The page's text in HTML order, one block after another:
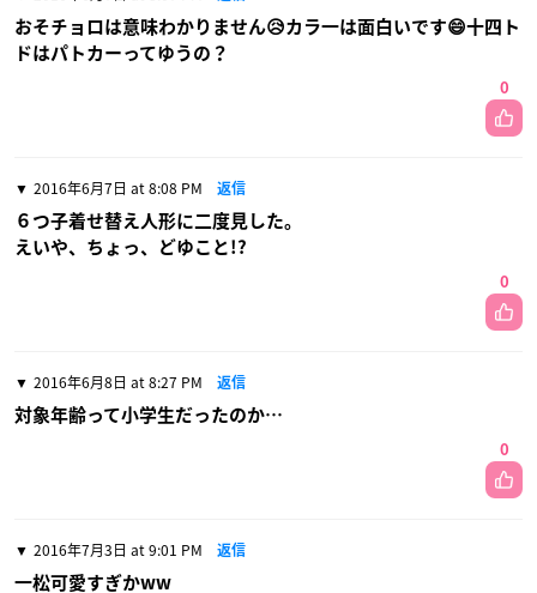
おそチョロは意味わかりません😥カラ一は面白いです😄十四ト
ドはパトカーってゆうの？
0
2016年6月7日 at 8:08 PM 返信
６つ子着せ替え人形に二度見した。
えいや、ちょっ、どゆこと!?
0
2016年6月8日 at 8:27 PM 返信
対象年齢って小学生だったのか…
0
2016年7月3日 at 9:01 PM 返信
一松可愛すぎかww